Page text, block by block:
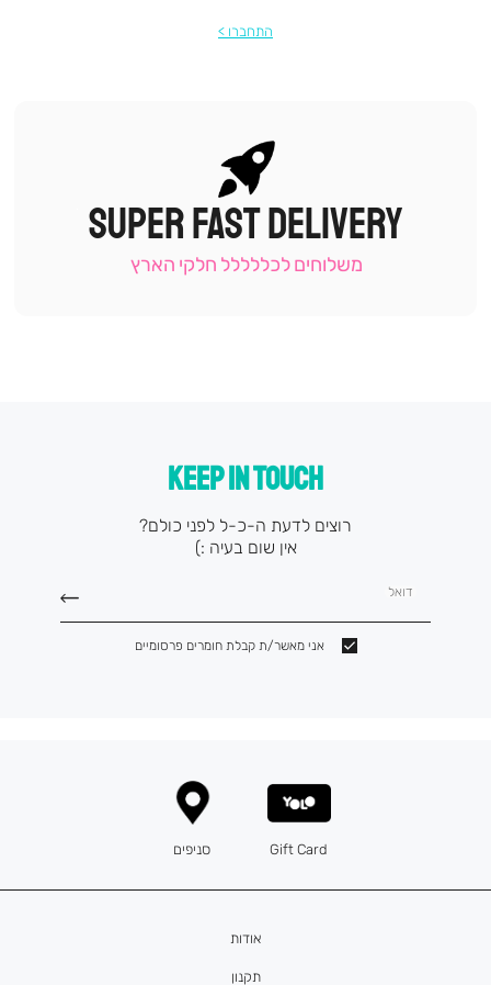
התחברו
|
תומכי
-
SUPER FAST DELIVERY
משלוחים לכללללל חלקי הארץ
KEEP IN TOUCH
רוצים לדעת ה-כ-ל לפני כולם?
אין שום בעיה :)
דואל
אני מאשר/ת קבלת חומרים פרסומיים
אודות
תקנון
Gift Card סניפים